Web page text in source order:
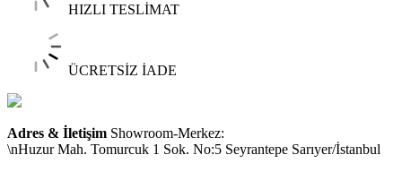
HIZLI TESLİMAT
ÜCRETSİZ İADE
Adres & İletişim Showroom-Merkez:
\nHuzur Mah. Tomurcuk 1 Sok. No:5 Seyrantepe Sarıyer/İstanbul